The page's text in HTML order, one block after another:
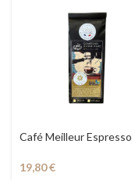
Café Meilleur Espresso
19,80€